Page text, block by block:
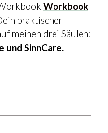
Workbook
praktischer
meinen drei Säulen:
und SinnCare.